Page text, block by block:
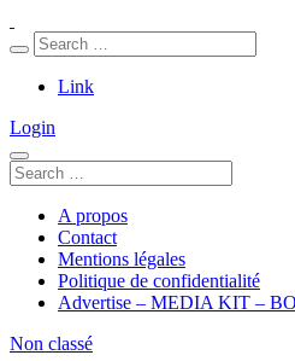
Link
Login
A propos
Contact
Mentions légales
Politique de confidentialité
Advertise – MEDIA KIT –
Non classé